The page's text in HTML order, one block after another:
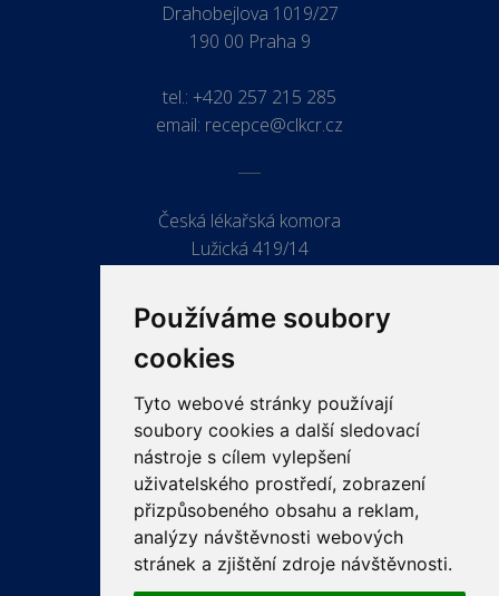
Používáme soubory
cookies
Tyto webové stránky používají
soubory cookies a další sledovací
nástroje s cílem vylepšení
uživatelského prostředí, zobrazení
přizpůsobeného obsahu a reklam,
analýzy návštěvnosti webových
stránek a zjištění zdroje návštěvnosti.
Drahobejlova 1019/27
190 00 Praha 9
tel.: +420 257 215 285
email: recepce@clkcr.cz
Česká lékařská komora
Lužická 419/14
ODKAZY
PRO LÉKAŘE
PRO VEŘEJNOST
VZDĚLÁVÁNÍ